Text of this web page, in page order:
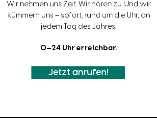
Wir nehmen uns Zeit. Wir hören zu. Und wir
kümmern uns –sofort, rund um die Uhr, an
jedem Tag des Jahres.
0–24 Uhr erreichbar.
Jetzt anrufen!